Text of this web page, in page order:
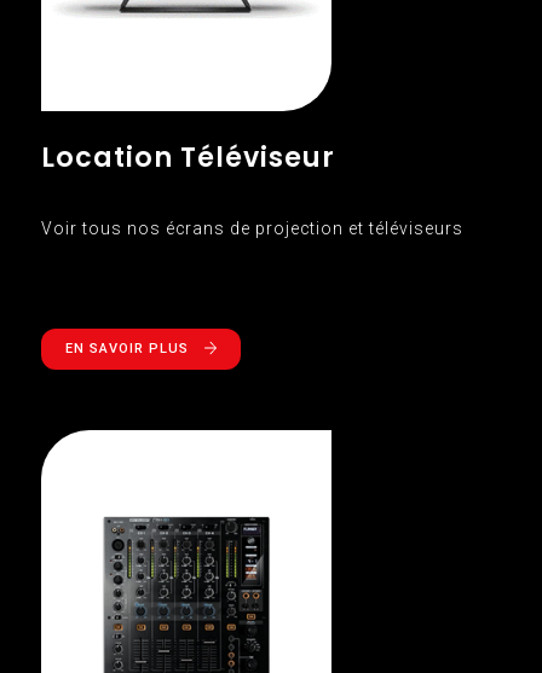
Location Téléviseur
Voir tous nos écrans de projection et téléviseurs
EN SAVOIR PLUS